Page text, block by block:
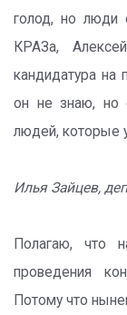
голод, но люди
КРАЗа,
кандидатура на
он не знаю, но
людей, которые
Илья Зайцев,
Полагаю, что
проведения
Потому что